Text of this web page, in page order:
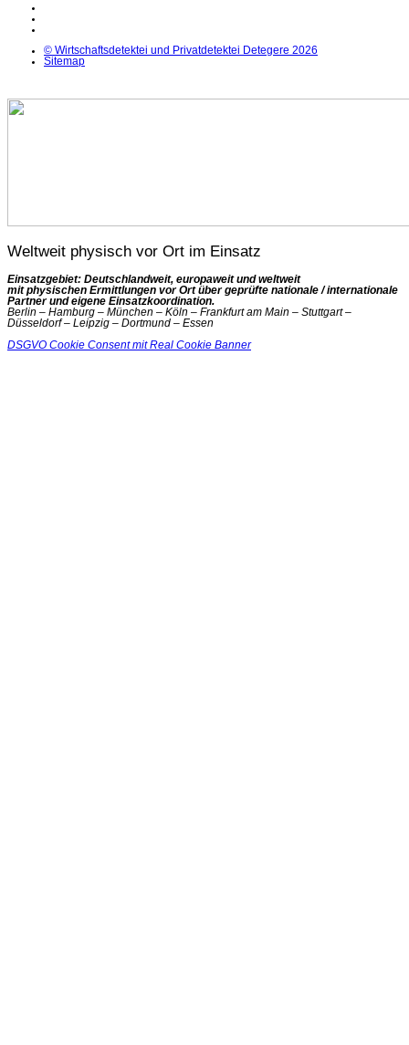
© Wirtschaftsdetektei und Privatdetektei Detegere 2026
Sitemap
Weltweit physisch vor Ort im Einsatz
Einsatzgebiet: Deutschlandweit, europaweit und weltweit
mit physischen Ermittlungen vor Ort über geprüfte nationale / internationale
Partner und eigene Einsatzkoordination.
Berlin – Hamburg – München – Köln – Frankfurt am Main – Stuttgart –
Düsseldorf – Leipzig – Dortmund – Essen
DSGVO Cookie Consent mit Real Cookie Banner